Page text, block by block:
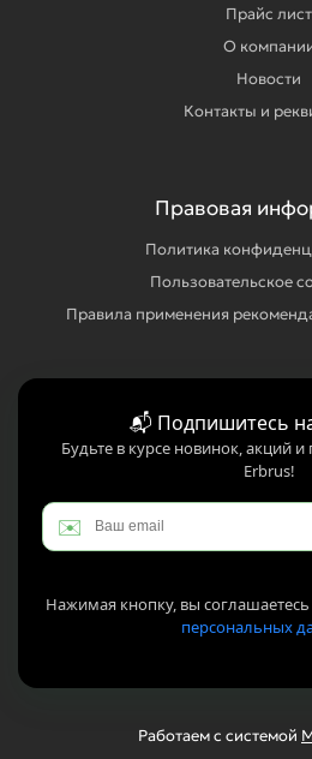
Прайс лист
О
Новости
Контакты и
Правовая
Политика
Пользовательское
Правила применения
📬 Подпишитесь
Будьте в курсе новинок, акций
Erbrus!
✉️
Нажимая кнопку, вы соглашаетесь
персональных
Работаем с системой